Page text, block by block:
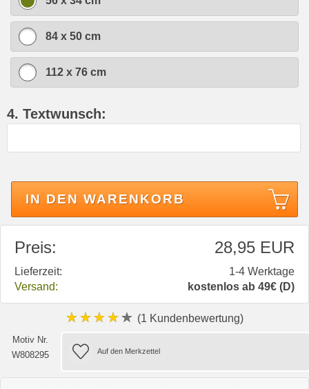
84 x 50 cm
112 x 76 cm
4. Textwunsch:
IN DEN WARENKORB
Preis: 28,95 EUR
Lieferzeit:
1-4 Werktage
Versand:
kostenlos ab 49€ (D)
★★★★★ (1 Kundenbewertung)
Motiv Nr.
W808295